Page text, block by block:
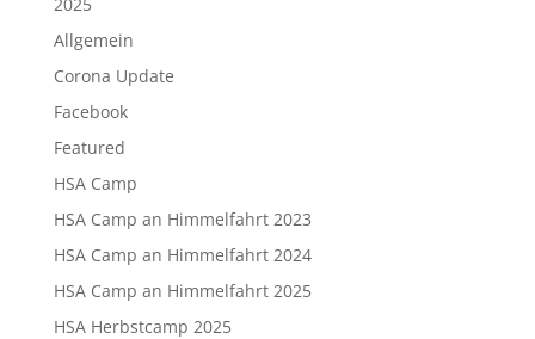
Allgemein
Corona Update
Facebook
Featured
HSA Camp
HSA Camp an Himmelfahrt 2023
HSA Camp an Himmelfahrt 2024
HSA Camp an Himmelfahrt 2025
HSA Herbstcamp 2025